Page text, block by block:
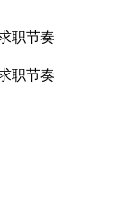
职节奏
职节奏